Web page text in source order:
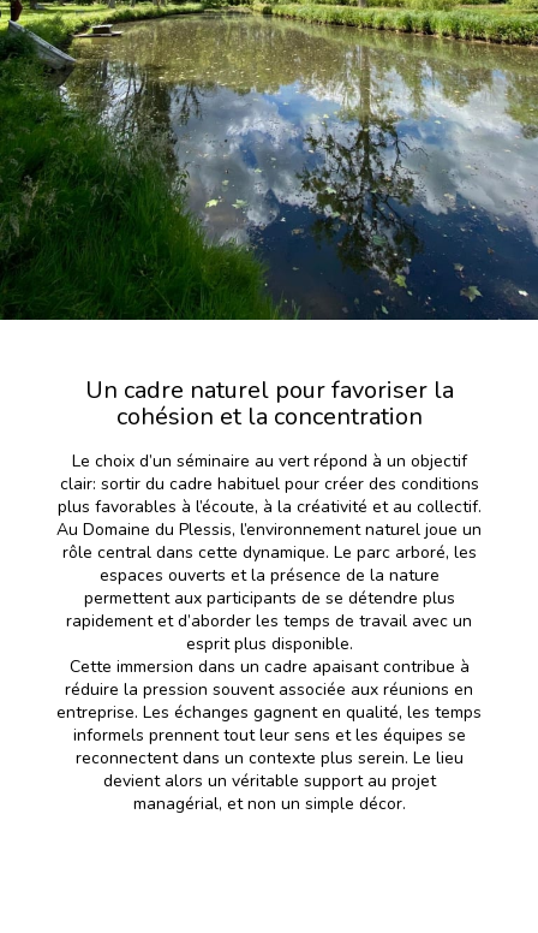
Un cadre naturel pour favoriser la
cohésion et la concentration
Le choix d’un séminaire au vert répond à un objectif
clair: sortir du cadre habituel pour créer des conditions
plus favorables à l’écoute, à la créativité et au collectif.
Au Domaine du Plessis, l’environnement naturel joue un
rôle central dans cette dynamique. Le parc arboré, les
espaces ouverts et la présence de la nature
permettent aux participants de se détendre plus
rapidement et d’aborder les temps de travail avec un
esprit plus disponible.
Cette immersion dans un cadre apaisant contribue à
réduire la pression souvent associée aux réunions en
entreprise. Les échanges gagnent en qualité, les temps
informels prennent tout leur sens et les équipes se
reconnectent dans un contexte plus serein. Le lieu
devient alors un véritable support au projet
managérial, et non un simple décor.